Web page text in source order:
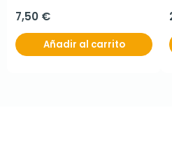
7,50 €
Añadir al carrito